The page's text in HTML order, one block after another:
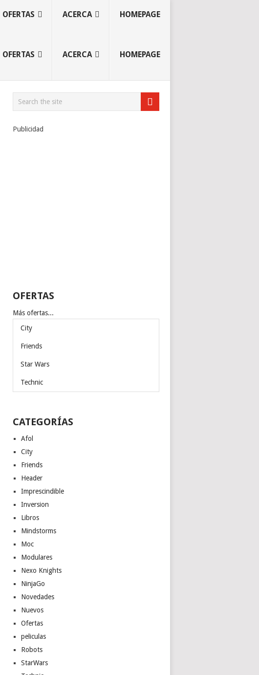
OFERTAS ACERCA HOMEPAGE
OFERTAS ACERCA HOMEPAGE
Publicidad
OFERTAS
Más ofertas...
City
Friends
Star Wars
Technic
CATEGORÍAS
Afol
City
Friends
Header
Imprescindible
Inversion
Libros
Mindstorms
Moc
Modulares
Nexo Knights
NinjaGo
Novedades
Nuevos
Ofertas
peliculas
Robots
StarWars